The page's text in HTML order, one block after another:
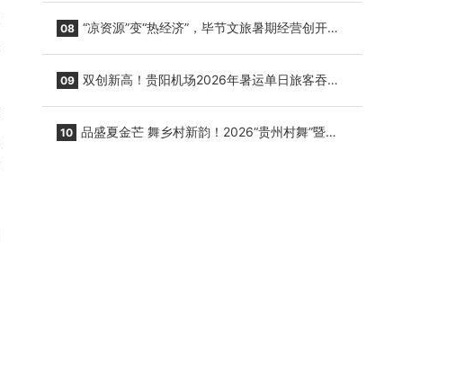
08 “凉资源”变“热经济”，毕节文旅暑期经营创开门
09 双创新高！贵阳机场2026年暑运单日旅客吞吐
10 品盛夏金芒 舞乡村新韵！2026“贵州村舞”暨望